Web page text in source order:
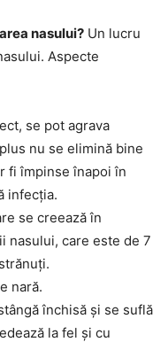
nasului? Un lucru
Aspecte
se pot agrava
nu se elimină bine
fi împinse înapoi în
infecția.
se creează în
nasului, care este de 7
nară.
închisă și se suflă
la fel și cu